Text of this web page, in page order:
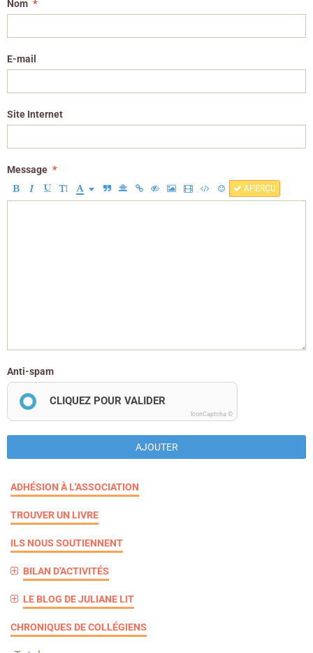
Nom
E-mail
Site Internet
Message
APERÇU
Anti-spam
CLIQUEZ POUR VALIDER
IconCaptcha ©
AJOUTER
ADHÉSION À L'ASSOCIATION
TROUVER UN LIVRE
ILS NOUS SOUTIENNENT
BILAN D'ACTIVITÉS
LE BLOG DE JULIANE LIT
CHRONIQUES DE COLLÉGIENS